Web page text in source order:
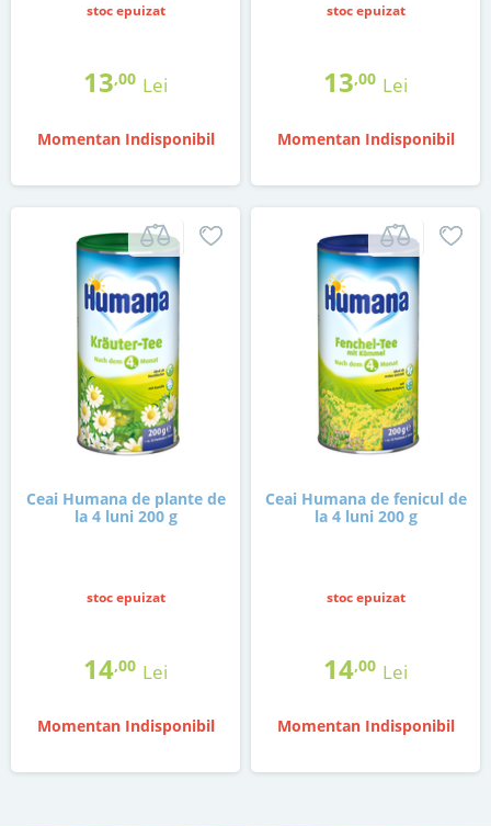
stoc epuizat
13,00 Lei
Momentan Indisponibil
stoc epuizat
13,00 Lei
Momentan Indisponibil
Ceai Humana de plante de
la 4 luni 200 g
stoc epuizat
14,00 Lei
Momentan Indisponibil
Ceai Humana de fenicul de
la 4 luni 200 g
stoc epuizat
14,00 Lei
Momentan Indisponibil